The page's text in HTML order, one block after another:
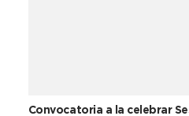
Convocatoria a la celebrar